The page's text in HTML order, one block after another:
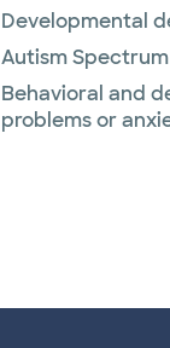
Developmental
Autism
Behavioral and
problems or